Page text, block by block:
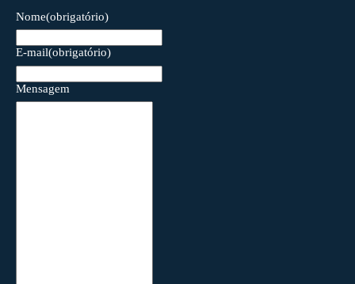
Nome(obrigatório)
E-mail(obrigatório)
Mensagem